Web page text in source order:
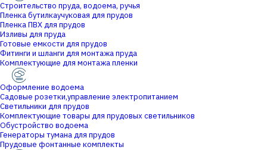
Строительство пруда, водоема, ручья
Пленка бутилкаучуковая для прудов
Пленка ПВХ для прудов
Изливы для пруда
Готовые емкости для прудов
Фитинги и шланги для монтажа пруда
Комплектующие для монтажа пленки
Оформление водоема
Садовые розетки,управление электропитанием
Светильники для прудов
Комплектующие товары для прудовых светильников
Обустройство водоема
Генераторы тумана для прудов
Прудовые фонтанные комплекты